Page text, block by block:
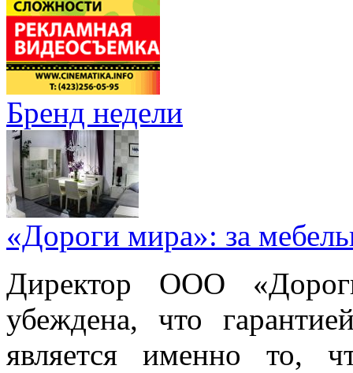
Бренд недели
«Дороги мира»: за
Директор ООО
убеждена, что
является именно то,